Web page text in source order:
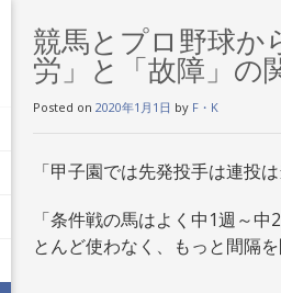
競馬とプロ野球か
労」と「故障」の
Posted on 2020年1月1日 by F・K
「甲子園では先発投手は連投
「条件戦の馬はよく中1週～
とんど使わなく、もっと間隔